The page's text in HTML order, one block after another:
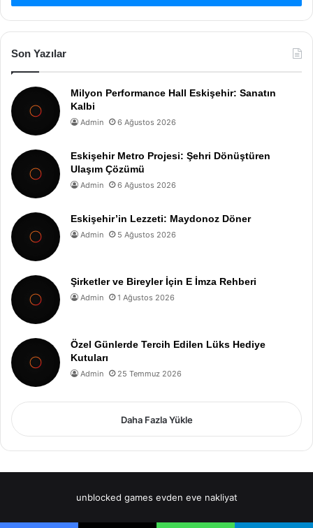
Son Yazılar
Milyon Performance Hall Eskişehir: Sanatın
Kalbi
Admin 6 Ağustos 2026
Eskişehir Metro Projesi: Şehri Dönüştüren
Ulaşım Çözümü
Admin 6 Ağustos 2026
Eskişehir’in Lezzeti: Maydonoz Döner
Admin 5 Ağustos 2026
Şirketler ve Bireyler İçin E İmza Rehberi
Admin 1 Ağustos 2026
Özel Günlerde Tercih Edilen Lüks Hediye
Kutuları
Admin 25 Temmuz 2026
Daha Fazla Yükle
unblocked games evden eve nakliyat